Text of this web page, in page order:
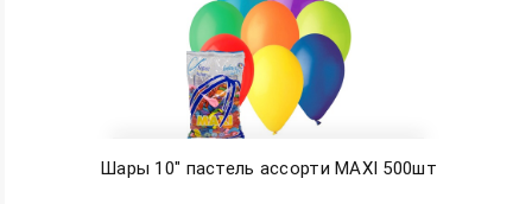
Шары 10" пастель ассорти MAXI 500шт